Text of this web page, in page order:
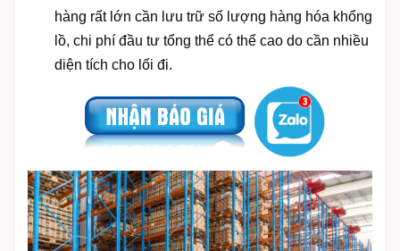
hàng rất lớn cần lưu trữ số lượng hàng hóa khổng
lồ, chi phí đầu tư tổng thể có thể cao do cần nhiều
diện tích cho lối đi.